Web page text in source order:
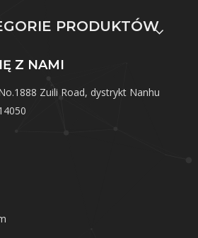
PRODUKTÓW
Z NAMI
Zuili Road, dystrykt Nanhu